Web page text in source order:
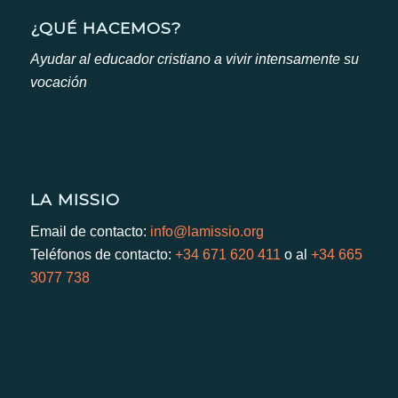
¿QUÉ HACEMOS?
Ayudar al educador cristiano a vivir intensamente su
vocación
LA MISSIO
Email de contacto: info@lamissio.org
Teléfonos de contacto: +34 671 620 411 o al +34 665
3077 738